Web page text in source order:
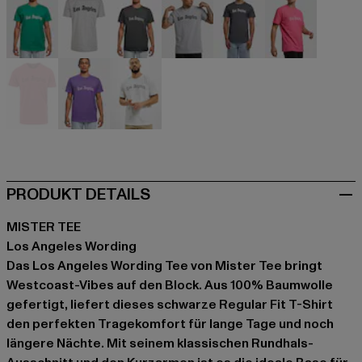
grau grau
PRODUKT DETAILS
MISTER TEE
Los Angeles Wording
Das Los Angeles Wording Tee von Mister Tee bringt
Westcoast-Vibes auf den Block. Aus 100% Baumwolle
gefertigt, liefert dieses schwarze Regular Fit T-Shirt
den perfekten Tragekomfort für lange Tage und noch
längere Nächte. Mit seinem klassischen Rundhals-